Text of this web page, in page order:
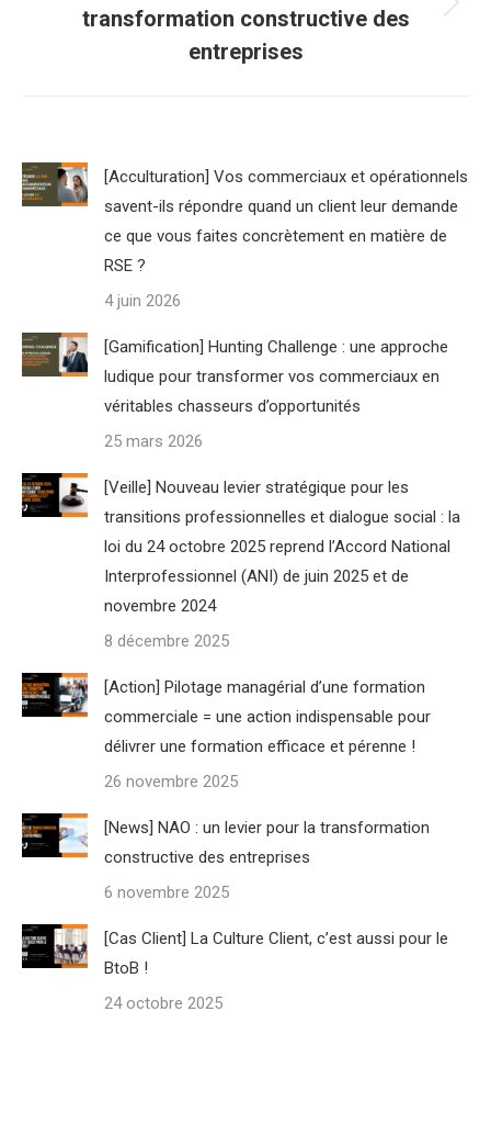
Article
suivant
transformation constructive des
entreprises
[Acculturation] Vos commerciaux et opérationnels
savent-ils répondre quand un client leur demande
ce que vous faites concrètement en matière de
RSE ?
4 juin 2026
[Gamification] Hunting Challenge : une approche
ludique pour transformer vos commerciaux en
véritables chasseurs d’opportunités
25 mars 2026
[Veille] Nouveau levier stratégique pour les
transitions professionnelles et dialogue social : la
loi du 24 octobre 2025 reprend l’Accord National
Interprofessionnel (ANI) de juin 2025 et de
novembre 2024
8 décembre 2025
[Action] Pilotage managérial d’une formation
commerciale = une action indispensable pour
délivrer une formation efficace et pérenne !
26 novembre 2025
[News] NAO : un levier pour la transformation
constructive des entreprises
6 novembre 2025
[Cas Client] La Culture Client, c’est aussi pour le
BtoB !
24 octobre 2025